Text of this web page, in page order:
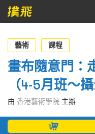
節目
主辦單位
關於撲飛
條款及細則
EN
藝術 課程
畫布隨意門：
（4-5月班～
由 香港藝術學院 主辦